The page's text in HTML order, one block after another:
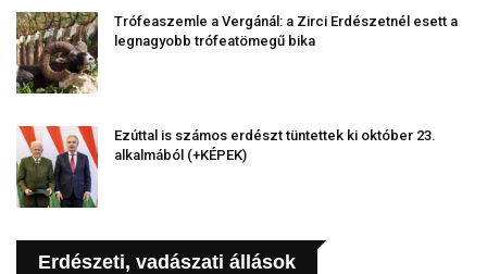
Trófeaszemle a Vergánál: a Zirci Erdészetnél esett a
legnagyobb trófeatömegű bika
Ezúttal is számos erdészt tüntettek ki október 23.
alkalmából (+KÉPEK)
Erdészeti, vadászati állások